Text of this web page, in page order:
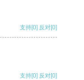
支持[0] 反对[0]
支持[0] 反对[0]